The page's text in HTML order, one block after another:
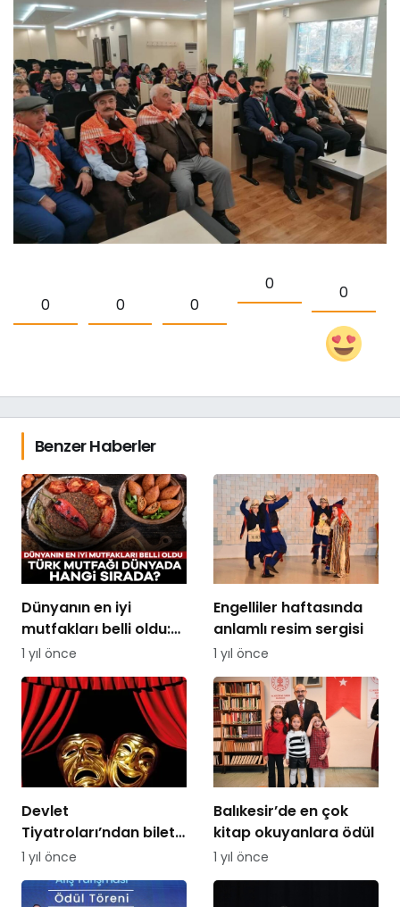
0 0 0
0 0
Benzer Haberler
Dünyanın en iyi
mutfakları belli oldu:
Türk mutfağı dünyada
hangi sırada?
1 yıl önce
Engelliler haftasında
anlamlı resim sergisi
1 yıl önce
Devlet
Tiyatroları’ndan bilet
fiyatlarına yüzde 300
zam
1 yıl önce
Balıkesir’de en çok
kitap okuyanlara ödül
1 yıl önce